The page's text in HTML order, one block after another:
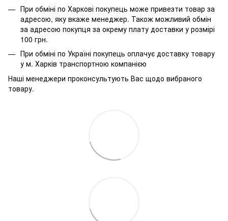
При обміні по Харкові покупець може привезти товар за
адресою, яку вкаже менеджер. Також можливий обмін
за адресою покупця за окрему плату доставки у розмірі
100 грн.
При обміні по Україні покупець оплачує доставку товару
у м. Харків транспортною компанією
Наші менеджери проконсультують Вас щодо вибраного
товару.